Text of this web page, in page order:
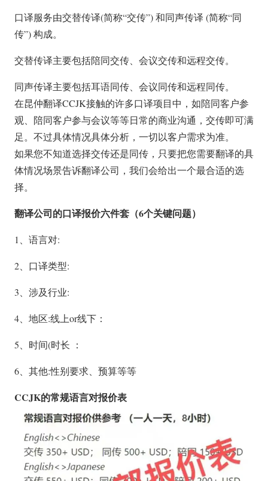
口译服务由交替传译(简称“交传”) 和同声传译 (简称“同
传”) 构成。
交替传译主要包括陪同交传、会议交传和远程交传。
同声传译主要包括耳语同传、会议同传和远程同传。
在昆仲翻译CCJK接触的许多口译项目中，如陪同客户参
观、陪同客户参与会议等等日常的商业沟通，交传即可满
足。不过具体情况具体分析，一切以客户需求为准。
如果您不知道选择交传还是同传，只要把您需要翻译的具
体情况场景告诉翻译公司，我们会给出一个最合适的选
择。
翻译公司的口译报价六件套（6个关键问题）
1、语言对:
2、口译类型:
3、涉及行业:
4、地区:线上or线下：
5、时间(时长 ：
6、其他:性别要求、预算等等
CCJK的常规语言对报价表